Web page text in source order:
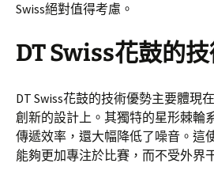
Swiss絕對值得考慮。
DT Swiss花鼓的
DT Swiss花鼓的技術優勢主要體現
創新的設計上。其獨特的星形棘輪
傳遞效率，還大幅降低了噪音。這
能夠更加專注於比賽，而不受外界